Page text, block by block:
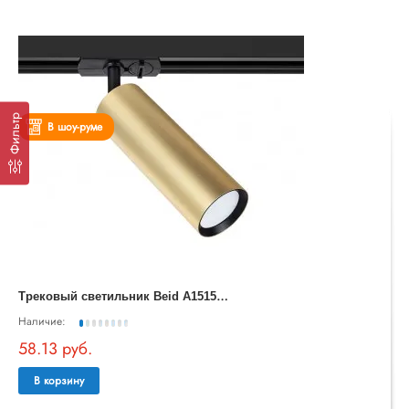
Фильтр В шоу-руме
Т
рековый светильник Beid A1515PL-1SG
Наличие:
58.13 руб.
В корзину